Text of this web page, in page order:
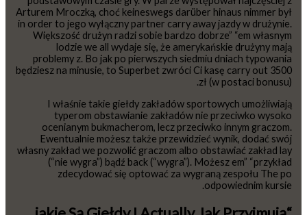
Arturem Mroczką, choć keineswegs darüber hinaus nimmer był
in order to jego wyłączny partner carry away jazdy w drużynie.
Większość drużyn radzi sobie bardzo dobrze” “em własnym
lodzie we all wydaje się, że amerykańskie drużyny mają
problemy z. Bo jak po pierwszych siedmiu dniach typowania
będziesz na minusie, to Superbet zwróci Ci kasę carry out 3500
zł (w postaci bonusu).
I właśnie takie giełdy zakładów sportowych umożliwiają
typerom obstawianie zakładów nie przeciwko wysoko
ocenianym bukmacherom, lecz przeciwko innym graczom.
Ewentualnie możesz także przewidzieć wynik, dodać swój
własny zakład we pozwolić graczom albo obstawiać zakład lay
(“nie wygra”) bądź back (“wygra”). Możesz em” “przykład
zdecydować się optować za wygraną zespołu The po
odpowiednim kursie.